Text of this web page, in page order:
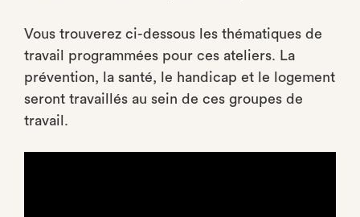
Vous trouverez ci-dessous les thématiques de
travail programmées pour ces ateliers. La
prévention, la santé, le handicap et le logement
seront travaillés au sein de ces groupes de
travail.